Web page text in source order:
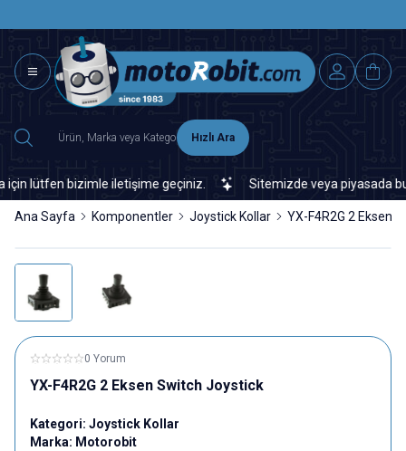
Hızlı Ara
lütfen bizimle iletişime geçiniz. Sitemizde veya piyasada
Ana Sayfa Komponentler Joystick Kollar YX-F4R2G 2 Eksen
0 Yorum
YX-F4R2G 2 Eksen Switch Joystick
Kategori: Joystick Kollar
Marka: Motorobit